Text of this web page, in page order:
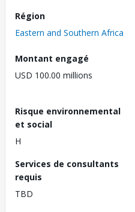
Région
Eastern and Southern Africa
Montant engagé
USD 100.00 millions
Risque environnemental
et social
H
Services de consultants
requis
TBD